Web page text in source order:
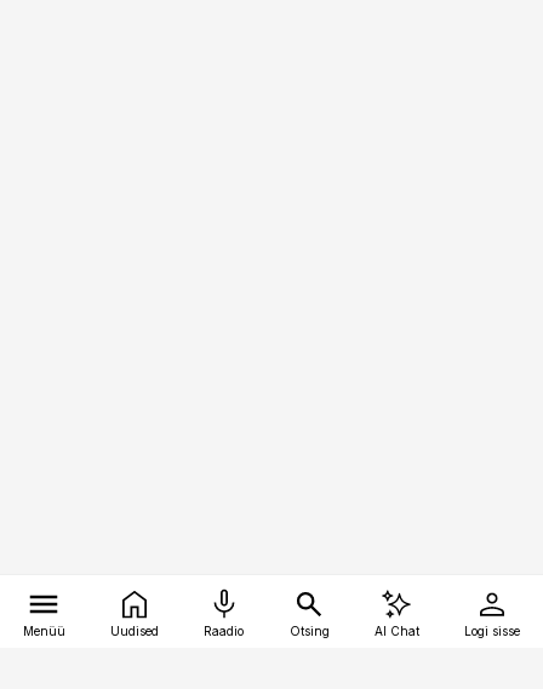
Menüü Uudised Raadio Otsing AI Chat Logi sisse